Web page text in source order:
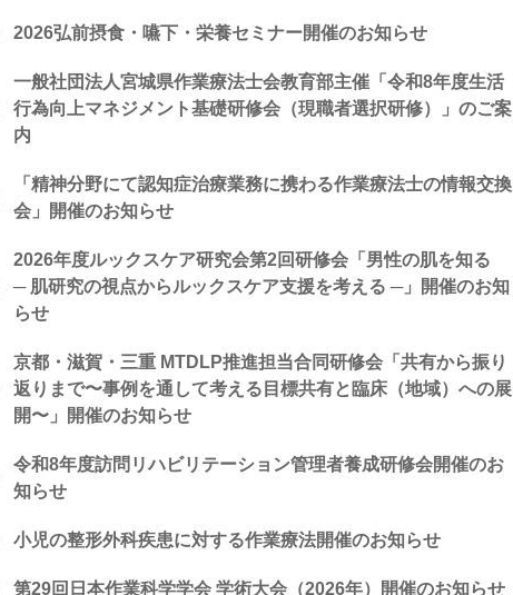
2026弘前摂食・嚥下・栄養セミナー開催のお知らせ
一般社団法人宮城県作業療法士会教育部主催「令和8年度生活
行為向上マネジメント基礎研修会（現職者選択研修）」のご案
内
「精神分野にて認知症治療業務に携わる作業療法士の情報交換
会」開催のお知らせ
2026年度ルックスケア研究会第2回研修会「男性の肌を知る
─ 肌研究の視点からルックスケア支援を考える ─」開催のお知
らせ
京都・滋賀・三重 MTDLP推進担当合同研修会「共有から振り
返りまで〜事例を通して考える目標共有と臨床（地域）への展
開〜」開催のお知らせ
令和8年度訪問リハビリテーション管理者養成研修会開催のお
知らせ
小児の整形外科疾患に対する作業療法開催のお知らせ
第29回日本作業科学学会 学術大会（2026年）開催のお知らせ